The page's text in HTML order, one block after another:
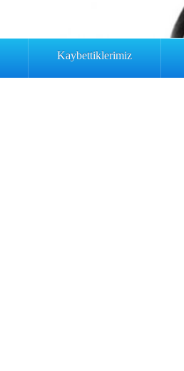
Kaybettiklerimiz